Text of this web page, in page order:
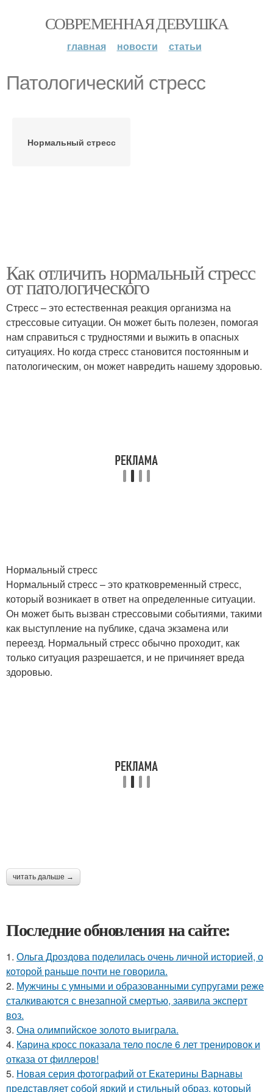
СОВРЕМЕННАЯ ДЕВУШКА
главная новости статьи
Патологический стресс
Нормальный стресс
Как отличить нормальный стресс
от патологического
Стресс – это естественная реакция организма на
стрессовые ситуации. Он может быть полезен, помогая
нам справиться с трудностями и выжить в опасных
ситуациях. Но когда стресс становится постоянным и
патологическим, он может навредить нашему здоровью.
Нормальный стресс
Нормальный стресс – это кратковременный стресс,
который возникает в ответ на определенные ситуации.
Он может быть вызван стрессовыми событиями, такими
как выступление на публике, сдача экзамена или
переезд. Нормальный стресс обычно проходит, как
только ситуация разрешается, и не причиняет вреда
здоровью.
читать дальше →
Последние обновления на сайте:
1. Ольга Дроздова поделилась очень личной историей, о
которой раньше почти не говорила.
2. Мужчины с умными и образованными супругами реже
сталкиваются с внезапной смертью, заявила эксперт
воз.
3. Она олимпийское золото выиграла.
4. Карина кросс показала тело после 6 лет тренировок и
отказа от филлеров!
5. Новая серия фотографий от Екатерины Варнавы
представляет собой яркий и стильный образ, который